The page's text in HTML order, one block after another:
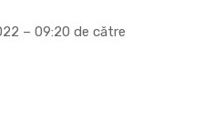
– 09:20 de către